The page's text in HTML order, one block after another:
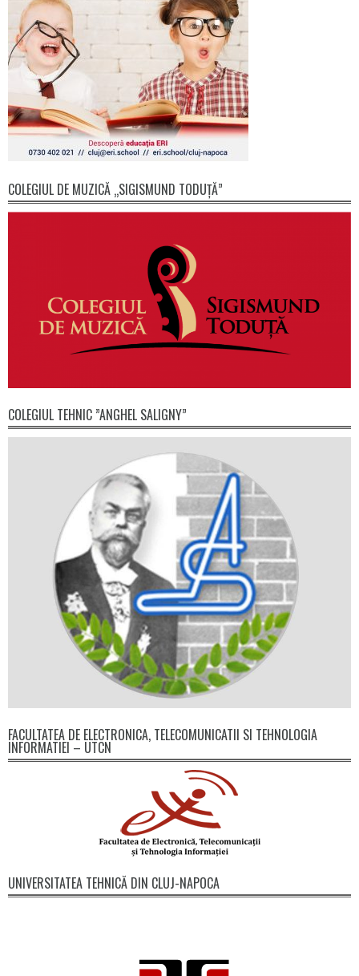
COLEGIUL DE MUZICĂ „SIGISMUND TODUȚĂ”
COLEGIUL TEHNIC ”ANGHEL SALIGNY”
FACULTATEA DE ELECTRONICA, TELECOMUNICATII SI TEHNOLOGIA
INFORMATIEI – UTCN
UNIVERSITATEA TEHNICĂ DIN CLUJ-NAPOCA